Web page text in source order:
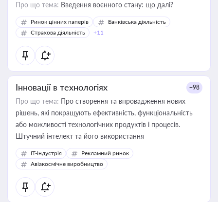
Про що тема: Введення воєнного стану: що далі?
Ринок цінних паперів
Банківська діяльність
Страхова діяльність
+11
Інновації в технологіях +98
Про що тема: Про створення та впровадження нових
рішень, які покращують ефективність, функціональність
або можливості технологічних продуктів і процесів.
Штучний інтелект та його використання
IT-індустрія
Рекламний ринок
Авіакосмічне виробництво